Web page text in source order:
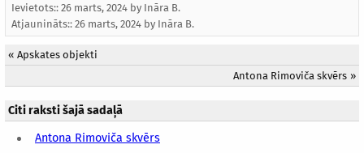
Ievietots:: 26 marts, 2024 by Ināra B.
Atjaunināts:: 26 marts, 2024 by Ināra B.
« Apskates objekti
Antona Rimoviča skvērs »
Citi raksti šajā sadaļā
Antona Rimoviča skvērs